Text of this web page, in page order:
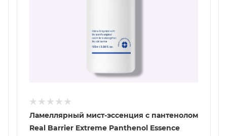
Ламеллярный мист-эссенция с пантенолом
Real Barrier Extreme Panthenol Essence